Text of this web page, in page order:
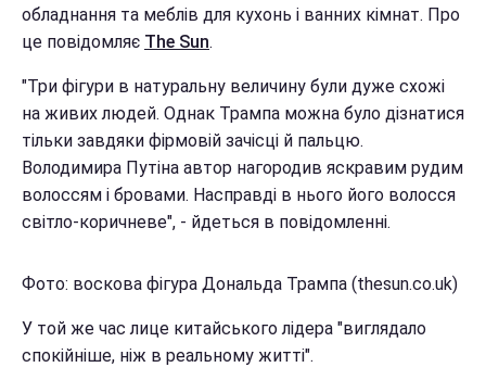
обладнання та меблів для кухонь і ванних кімнат. Про
це повідомляє The Sun.
"Три фігури в натуральну величину були дуже схожі
на живих людей. Однак Трампа можна було дізнатися
тільки завдяки фірмовій зачісці й пальцю.
Володимира Путіна автор нагородив яскравим рудим
волоссям і бровами. Насправді в нього його волосся
світло-коричневе", - йдеться в повідомленні.
Фото: воскова фігура Дональда Трампа (thesun.co.uk)
У той же час лице китайського лідера "виглядало
спокійніше, ніж в реальному житті".